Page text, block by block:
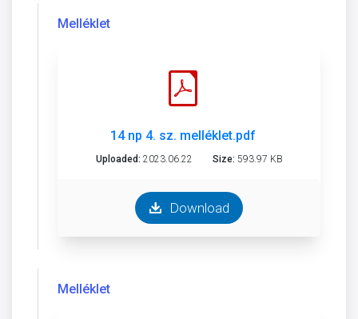
Melléklet
14 np 4. sz. melléklet.pdf
Uploaded: 2023.06.22 Size: 593.97 KB
Download
Melléklet